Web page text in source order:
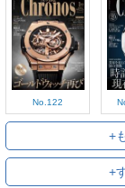
No.122
+
+